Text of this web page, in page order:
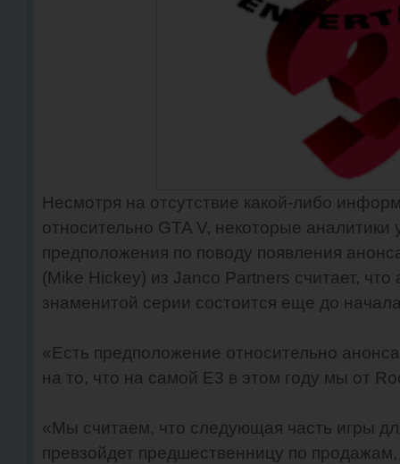
Несмотря на отсутствие какой-либо
относительно GTA V, некоторые
предположения по поводу появления
(Mike Hickey) из Janco Partners считает,
знаменитой серии состоится еще до
«Есть предположение относительно
на то, что на самой Е3 в этом году мы от
«Мы считаем, что следующая часть игры
превзойдет предшественницу по продажам,